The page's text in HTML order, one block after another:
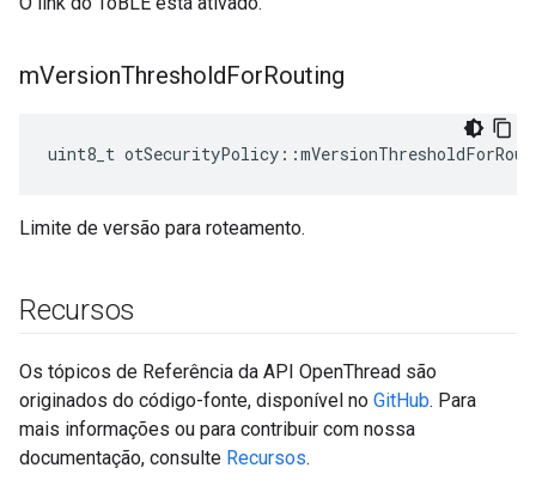
mVersionThresholdForRouting
uint8_t otSecurityPolicy ::
Limite de versão para roteamento.
Recursos
Os tópicos de Referência da API OpenThread são
originados do código-fonte, disponível no GitHub. Para
mais informações ou para contribuir com nossa
documentação, consulte Recursos.